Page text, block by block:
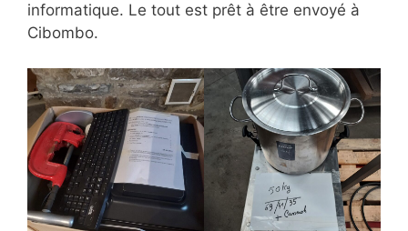
informatique. Le tout est prêt à être envoyé à
Cibombo.